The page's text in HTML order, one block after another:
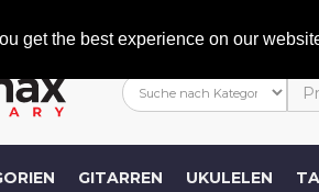
get the best experience on our
GITARREN UKULELEN